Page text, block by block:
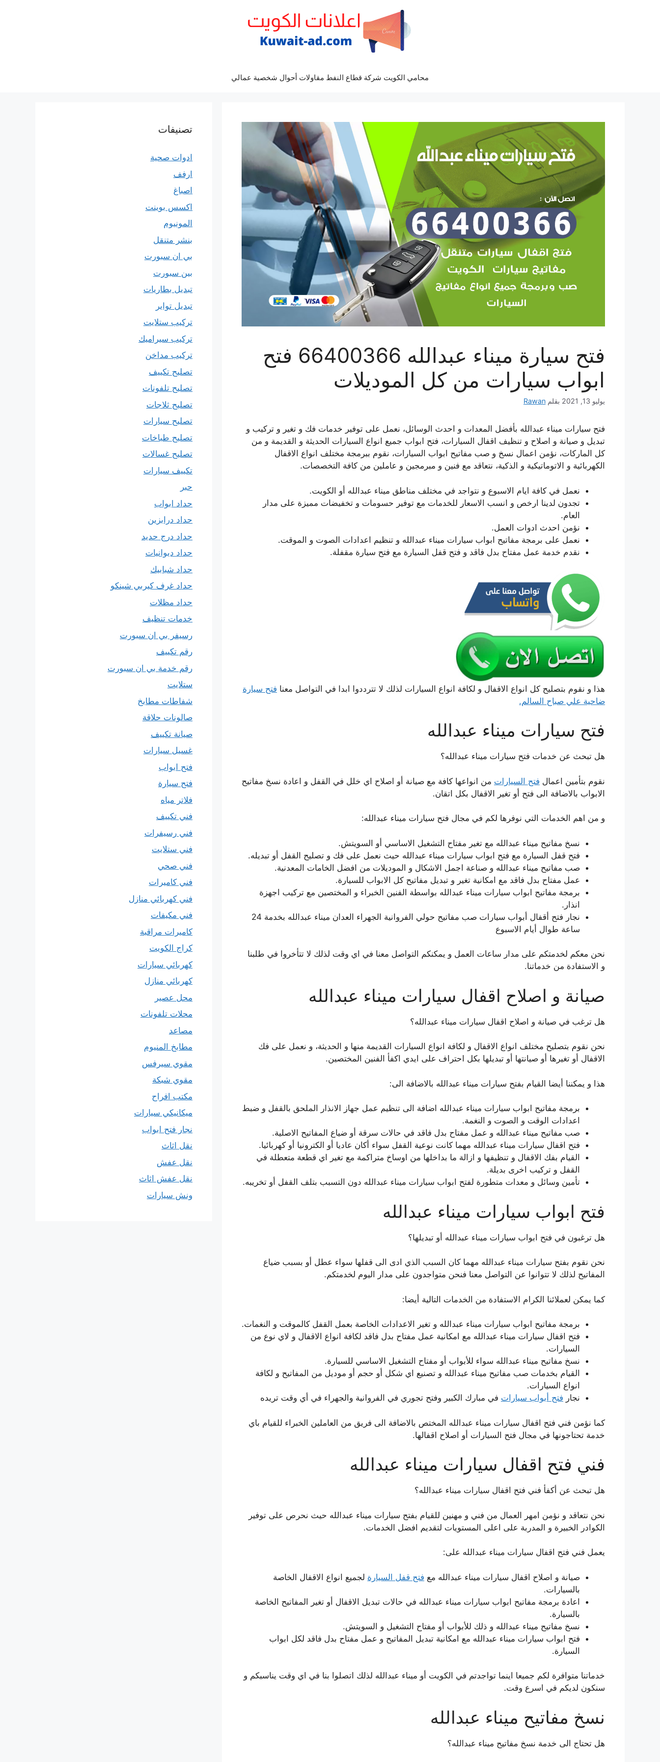
محامي الكويت شركة قطاع النفط مقاولات أحوال شخصية عمالي
فتح سيارة ميناء عبدالله 66400366 فتح
ابواب سيارات من كل الموديلات
يوليو 13, 2021 بقلم Rawan
فتح سيارات ميناء عبدالله بأفضل المعدات و احدث الوسائل، نعمل على توفير خدمات فك و تغير و تركيب و
تبديل و صيانة و اصلاح و تنظيف اقفال السيارات، فتح ابواب جميع انواع السيارات الحديثة و القديمة و من
كل الماركات، نؤمن اعمال نسخ و صب مفاتيح ابواب السيارات، نقوم ببرمجة مختلف انواع الاقفال
الكهربائية و الاتوماتيكية و الذكية، نتعاقد مع فنين و مبرمجين و عاملين من كافة التخصصات.
نعمل في كافة ايام الاسبوع و نتواجد في مختلف مناطق ميناء عبدالله أو الكويت.
تجدون لدينا ارخص و انسب الاسعار للخدمات مع توفير حسومات و تخفيضات مميزة على مدار
العام.
نؤمن احدث ادوات العمل.
نعمل على برمجة مفاتيح ابواب سيارات ميناء عبدالله و تنظيم اعدادات الصوت و الموقت.
نقدم خدمة عمل مفتاح بدل فاقد و فتح قفل السيارة مع فتح سيارة مقفلة.
هذا و نقوم بتصليح كل انواع الاقفال و لكافة انواع السيارات لذلك لا تترددوا ابدا في التواصل معنا فتح سيارة
ضاحية علي صباح السالم.
فتح سيارات ميناء عبدالله
هل تبحث عن خدمات فتح سيارات ميناء عبدالله؟
نقوم بتأمين اعمال فتح السيارات من انواعها كافة مع صيانة أو اصلاح اي خلل في القفل و اعادة نسخ مفاتيح
الابواب بالاضافة الى فتح أو تغير الاقفال بكل اتقان.
و من اهم الخدمات التي نوفرها لكم في مجال فتح سيارات ميناء عبدالله:
نسخ مفاتيح ميناء عبدالله مع تغير مفتاح التشغيل الاساسي أو السويتش.
فتح قفل السيارة مع فتح ابواب سيارات ميناء عبدالله حيث نعمل على فك و تصليح القفل أو تبديله.
صب مفاتيح ميناء عبدالله و صناعة اجمل الاشكال و الموديلات من افضل الخامات المعدنية.
عمل مفتاح بدل فاقد مع امكانية تغير و تبديل مفاتيح كل الابواب للسيارة.
برمجة مفاتيح ابواب سيارات ميناء عبدالله بواسطة الفنين الخبراء و المختصين مع تركيب اجهزة
انذار.
نجار فتح أقفال أبواب سيارات صب مفاتيح حولي الفروانية الجهراء العدان ميناء عبدالله بخدمة 24
ساعة طوال أيام الاسبوع
نحن معكم لخدمتكم على مدار ساعات العمل و يمكنكم التواصل معنا في اي وقت لذلك لا تتأخروا في طلبنا
و الاستفادة من خدماتنا.
صيانة و اصلاح اقفال سيارات ميناء عبدالله
هل ترغب في صيانة و اصلاح اقفال سيارات ميناء عبدالله؟
نحن نقوم بتصليح مختلف انواع الاقفال و لكافة انواع السيارات القديمة منها و الحديثة، و نعمل على فك
الاقفال أو تغيرها أو صيانتها أو تبديلها بكل احتراف على ايدي اكفأ الفنين المختصين.
هذا و يمكننا أيضا القيام بفتح سيارات ميناء عبدالله بالاضافة الى:
برمجة مفاتيح ابواب سيارات ميناء عبدالله اضافة الى تنظيم عمل جهاز الانذار الملحق بالقفل و ضبط
اعدادات الوقت و الصوت و النغمة.
صب مفاتيح ميناء عبدالله و عمل مفتاح بدل فاقد في حالات سرقة أو ضياع المفاتيح الاصلية.
فتح اقفال سيارات ميناء عبدالله مهما كانت نوعية القفل سواء أكان عاديا أو الكترونيا أو كهربائيا.
القيام بفك الاقفال و تنظيفها و ازالة ما بداخلها من اوساخ متراكمة مع تغير اي قطعة متعطلة في
القفل و تركيب اخرى بديلة.
تأمين وسائل و معدات متطورة لفتح ابواب سيارات ميناء عبدالله دون التسبب بتلف القفل أو تخريبه.
فتح ابواب سيارات ميناء عبدالله
هل ترغبون في فتح ابواب سيارات ميناء عبدالله أو تبديلها؟
نحن نقوم بفتح سيارات ميناء عبدالله مهما كان السبب الذي ادى الى قفلها سواء عطل أو بسبب ضياع
المفاتيح لذلك لا تتوانوا عن التواصل معنا فنحن متواجدون على مدار اليوم لخدمتكم.
كما يمكن لعملائنا الكرام الاستفادة من الخدمات التالية أيضا:
برمجة مفاتيح ابواب سيارات ميناء عبدالله و تغير الاعدادات الخاصة بعمل القفل كالموقت و النغمات.
فتح اقفال سيارات ميناء عبدالله مع امكانية عمل مفتاح بدل فاقد لكافة انواع الاقفال و لاي نوع من
السيارات.
نسخ مفاتيح ميناء عبدالله سواء للأبواب أو مفتاح التشغيل الاساسي للسيارة.
القيام بخدمات صب مفاتيح ميناء عبدالله و تصنيع اي شكل أو حجم أو موديل من المفاتيح و لكافة
انواع السيارات.
نجار فتح أبواب سيارات في مبارك الكبير وفتح تجوري في الفروانية والجهراء في أي وقت تريده
كما نؤمن فني فتح اقفال سيارات ميناء عبدالله المختص بالاضافة الى فريق من العاملين الخبراء للقيام باي
خدمة تحتاجونها في مجال فتح السيارات أو اصلاح اقفالها.
فني فتح اقفال سيارات ميناء عبدالله
هل تبحث عن أكفأ فني فتح اقفال سيارات ميناء عبدالله؟
نحن نتعاقد و نؤمن امهر العمال من فني و مهنين للقيام بفتح سيارات ميناء عبدالله حيث نحرص على توفير
الكوادر الخبيرة و المدربة على اعلى المستويات لتقديم افضل الخدمات.
يعمل فني فتح اقفال سيارات ميناء عبدالله على:
صيانة و اصلاح اقفال سيارات ميناء عبدالله مع فتح قفل السيارة لجميع انواع الاقفال الخاصة
بالسيارات.
اعادة برمجة مفاتيح ابواب سيارات ميناء عبدالله في حالات تبديل الاقفال أو تغير المفاتيح الخاصة
بالسيارة.
نسخ مفاتيح ميناء عبدالله و ذلك للأبواب أو مفتاح التشغيل و السويتش.
فتح ابواب سيارات ميناء عبدالله مع امكانية تبديل المفاتيح و عمل مفتاح بدل فاقد لكل ابواب
السيارة.
خدماتنا متوافرة لكم جميعا اينما تواجدتم في الكويت أو ميناء عبدالله لذلك اتصلوا بنا في اي وقت يناسبكم و
سنكون لديكم في اسرع وقت.
نسخ مفاتيح ميناء عبدالله
هل تحتاج الى خدمة نسخ مفاتيح ميناء عبدالله؟
تصنيفات
ادوات صحية
ارفف
اصباغ
اكسس بوينت
المونيوم
بنشر متنقل
بي ان سبورت
بين سبورت
تبديل بطاريات
تبديل تواير
تركيب ستلايت
تركيب سيراميك
تركيب مداخن
تصليح تكييف
تصليح تلفونات
تصليح ثلاجات
تصليح سيارات
تصليح طباخات
تصليح غسالات
تكييف سيارات
حبر
حداد ابواب
حداد درابزين
حداد درج حديد
حداد ديوانيات
حداد شبابيك
حداد غرف كيربي شينكو
حداد مظلات
خدمات تنظيف
رسيفر بي ان سبورت
رقم تكييف
رقم خدمة بي ان سبورت
ستلايت
شفاطات مطابخ
صالونات حلاقة
صيانة تكييف
غسيل سيارات
فتح ابواب
فتح سيارة
فلاتر مياه
فني تكييف
فني رسيفرات
فني ستلايت
فني صحي
فني كاميرات
فني كهربائي منازل
فني مكيفات
كاميرات مراقبة
كراج الكويت
كهربائي سيارات
كهربائي منازل
محل عصير
محلات تلفونات
مصاعد
مطابخ المنيوم
مقوي سيرفس
مقوي شبكة
مكتب افراح
ميكانيكي سيارات
نجار فتح ابواب
نقل اثاث
نقل عفش
نقل عفش اثاث
ونش سيارات